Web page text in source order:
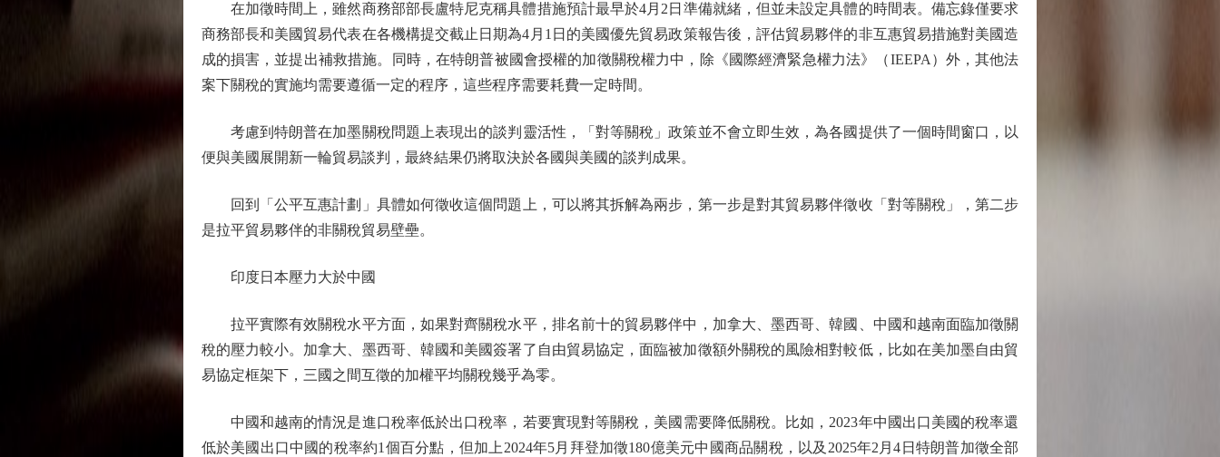
在加徵時間上，雖然商務部部長盧特尼克稱具體措施預計最早於4月2日準備就緒，但並未設定具體的時間表。備忘錄僅要求
商務部長和美國貿易代表在各機構提交截止日期為4月1日的美國優先貿易政策報告後，評估貿易夥伴的非互惠貿易措施對美國造
成的損害，並提出補救措施。同時，在特朗普被國會授權的加徵關稅權力中，除《國際經濟緊急權力法》（IEEPA）外，其他法
案下關稅的實施均需要遵循一定的程序，這些程序需要耗費一定時間。
考慮到特朗普在加墨關稅問題上表現出的談判靈活性，「對等關稅」政策並不會立即生效，為各國提供了一個時間窗口，以
便與美國展開新一輪貿易談判，最終結果仍將取決於各國與美國的談判成果。
回到「公平互惠計劃」具體如何徵收這個問題上，可以將其拆解為兩步，第一步是對其貿易夥伴徵收「對等關稅」，第二步
是拉平貿易夥伴的非關稅貿易壁壘。
印度日本壓力大於中國
拉平實際有效關稅水平方面，如果對齊關稅水平，排名前十的貿易夥伴中，加拿大、墨西哥、韓國、中國和越南面臨加徵關
稅的壓力較小。加拿大、墨西哥、韓國和美國簽署了自由貿易協定，面臨被加徵額外關稅的風險相對較低，比如在美加墨自由貿
易協定框架下，三國之間互徵的加權平均關稅幾乎為零。
中國和越南的情況是進口稅率低於出口稅率，若要實現對等關稅，美國需要降低關稅。比如，2023年中國出口美國的稅率還
低於美國出口中國的稅率約1個百分點，但加上2024年5月拜登加徵180億美元中國商品關稅，以及2025年2月4日特朗普加徵全部